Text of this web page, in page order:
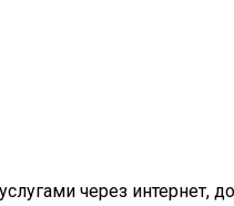
через интернет,